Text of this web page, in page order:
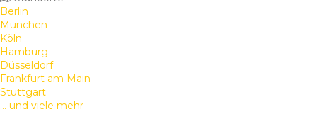
Berlin
München
Köln
Hamburg
Düsseldorf
Frankfurt am Main
Stuttgart
... und viele mehr